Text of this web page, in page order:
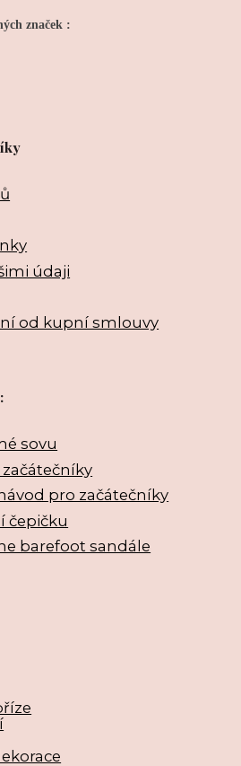
značek :
údaji
od kupní smlouvy
sovu
pro začátečníky
čepičku
barefoot sandále